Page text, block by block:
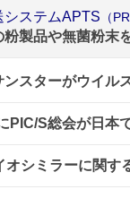
システムAPTS （PR
粉製品や無菌粉末
ンスターがウイル
PIC/S総会が日本
オシミラーに関